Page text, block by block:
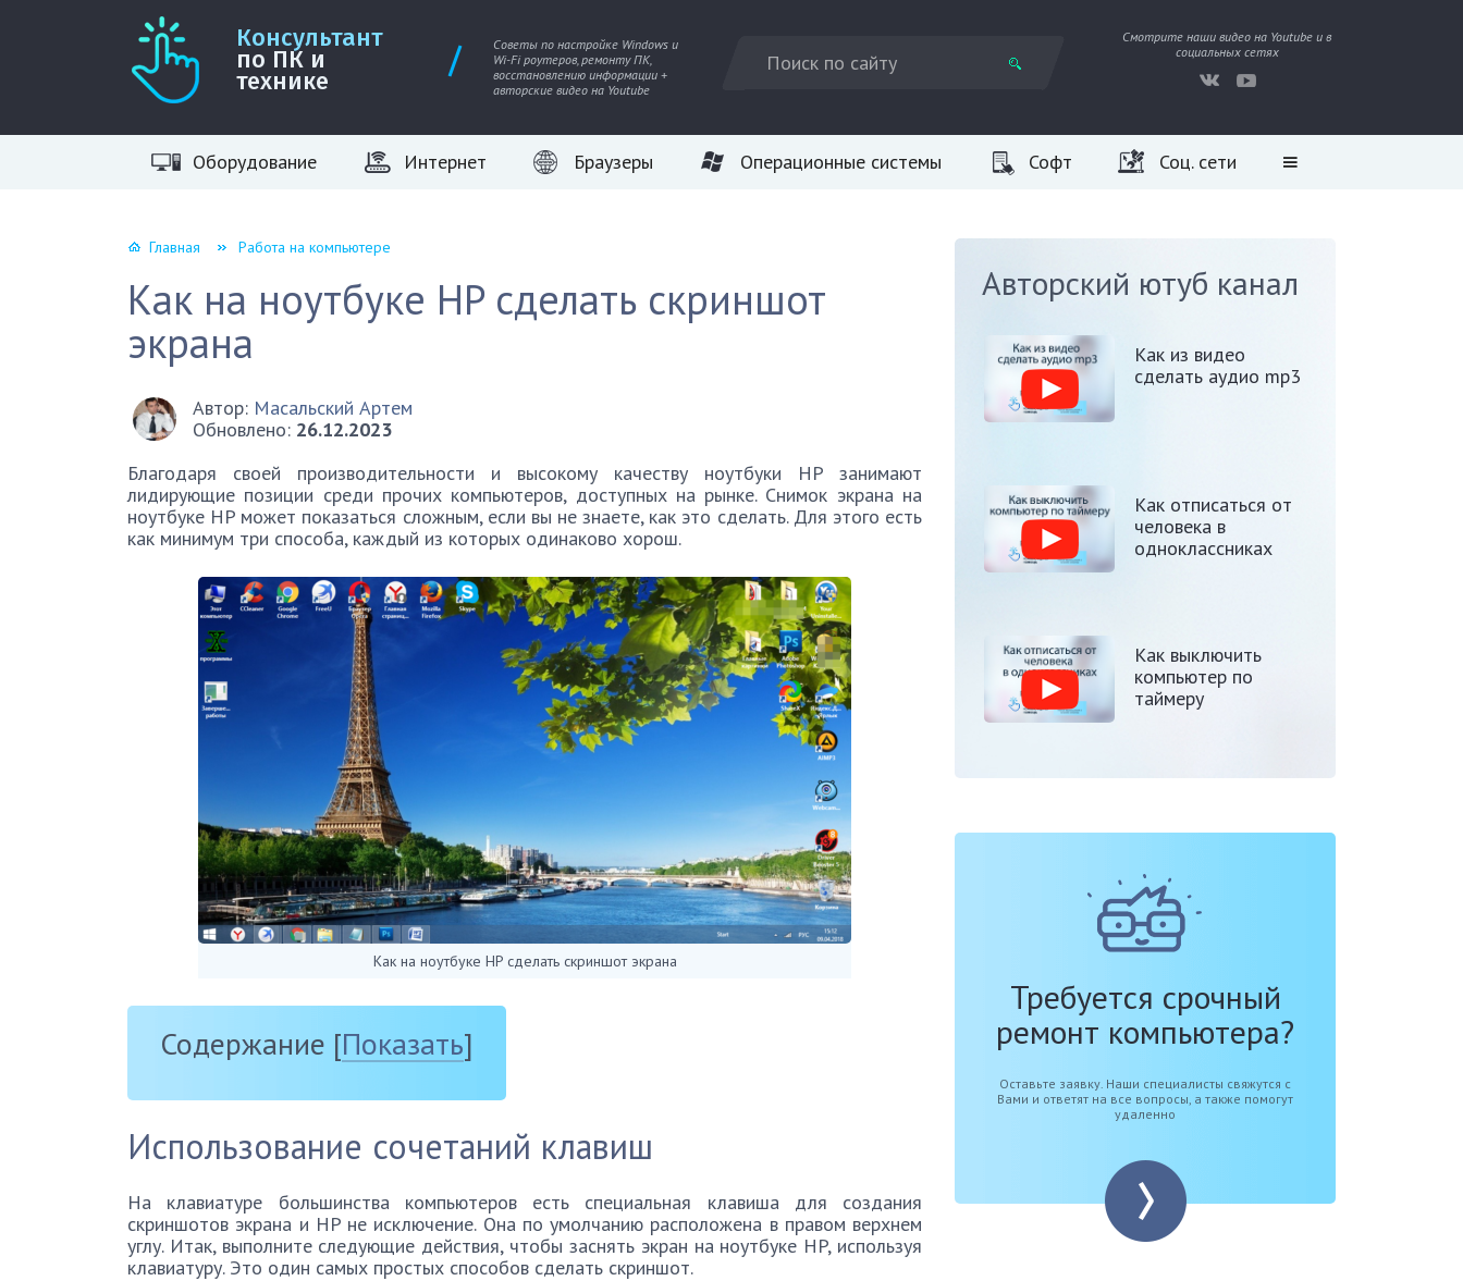
Консультант
по ПК и
технике
Советы по настройке Windows и
Wi-Fi роутеров, ремонту ПК,
восстановлению информации +
авторские видео на Youtube
Смотрите наши видео на Youtube и в
социальных сетях
Оборудование Интернет Браузеры Операционные системы Софт Соц. сети
Главная Работа на компьютере
Как на ноутбуке HP сделать скриншот
экрана
Автор: Масальский Артем
Обновлено: 26.12.2023
Благодаря своей производительности и высокому качеству ноутбуки HP занимают
лидирующие позиции среди прочих компьютеров, доступных на рынке. Снимок экрана на
ноутбуке HP может показаться сложным, если вы не знаете, как это сделать. Для этого есть
как минимум три способа, каждый из которых одинаково хорош.
Как на ноутбуке HP сделать скриншот экрана
Содержание [Показать]
Использование сочетаний клавиш
На клавиатуре большинства компьютеров есть специальная клавиша для создания
скриншотов экрана и HP не исключение. Она по умолчанию расположена в правом верхнем
углу. Итак, выполните следующие действия, чтобы заснять экран на ноутбуке HP, используя
клавиатуру. Это один самых простых способов сделать скриншот.
Авторский ютуб канал
Как из видео
сделать аудио mp3
Как отписаться от
человека в
одноклассниках
Как выключить
компьютер по
таймеру
Требуется срочный
ремонт компьютера?
Оставьте заявку. Наши специалисты свяжутся с
Вами и ответят на все вопросы, а также помогут
удаленно